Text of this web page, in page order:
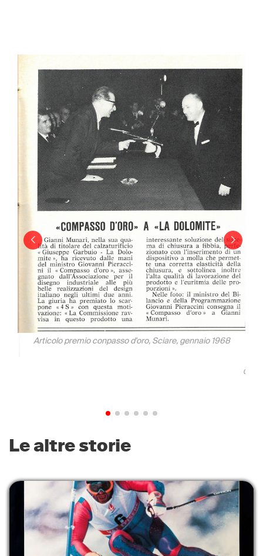
Articolo premio conpasso d'oro, Sciare, gennaio 1968
Le altre storie